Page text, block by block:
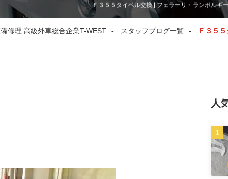
Ｆ３５５タイベル交換 | フェラーリ・ランボルギ
修理 高級外車総合企業T-WEST スタッフブログ一覧 Ｆ３５
人